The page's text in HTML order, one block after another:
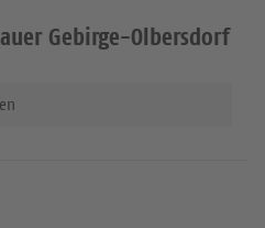
n
Gebirge-Olbersdorf